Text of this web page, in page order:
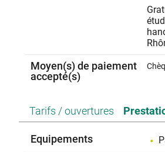
Moyen(s) de paiement
accepté(s)
Tarifs / ouvertures
Equipements